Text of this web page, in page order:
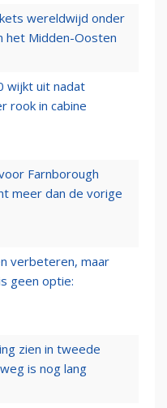
wereldwijd onder
het Midden-Oosten
wijkt uit nadat
rook in cabine
Farnborough
meer dan de vorige
verbeteren, maar
geen optie:
zien in tweede
is nog lang